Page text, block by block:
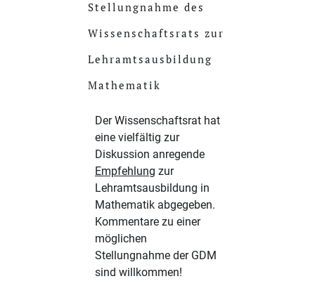
Stellungnahme des
Wissenschaftsrats zur
Lehramtsausbildung
Mathematik
Der Wissenschaftsrat hat
eine vielfältig zur
Diskussion anregende
Empfehlung zur
Lehramtsausbildung in
Mathematik abgegeben.
Kommentare zu einer
möglichen
Stellungnahme der GDM
sind willkommen!